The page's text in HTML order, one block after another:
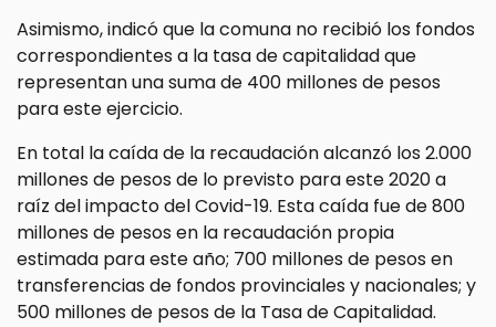
Asimismo, indicó que la comuna no recibió los fondos
correspondientes a la tasa de capitalidad que
representan una suma de 400 millones de pesos
para este ejercicio.
En total la caída de la recaudación alcanzó los 2.000
millones de pesos de lo previsto para este 2020 a
raíz del impacto del Covid-19. Esta caída fue de 800
millones de pesos en la recaudación propia
estimada para este año; 700 millones de pesos en
transferencias de fondos provinciales y nacionales; y
500 millones de pesos de la Tasa de Capitalidad.